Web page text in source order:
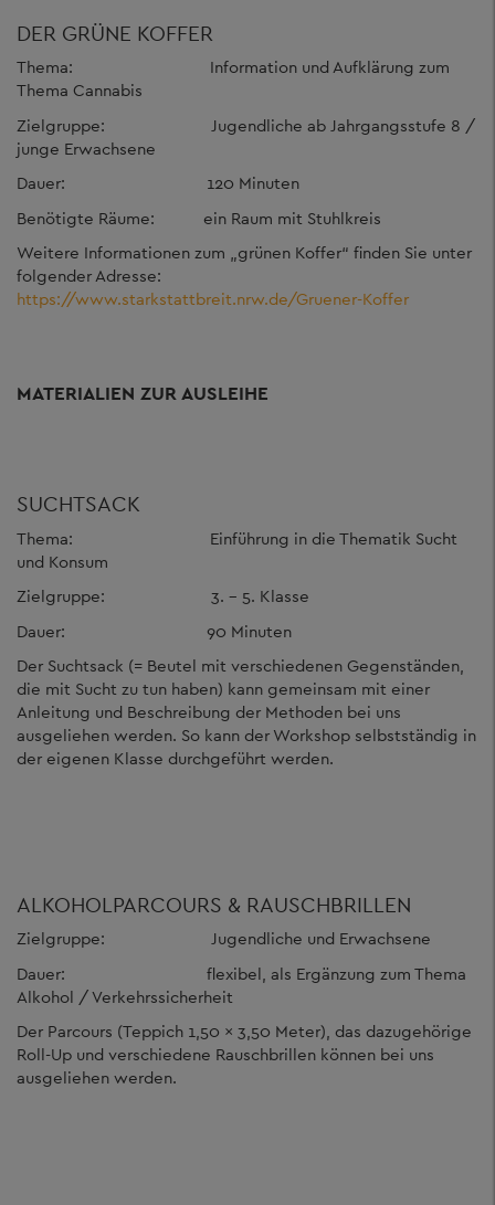
DER GRÜNE KOFFER
Thema: Information und Aufklärung zum
Thema Cannabis
Zielgruppe: Jugendliche ab Jahrgangsstufe 8 /
junge Erwachsene
Dauer: 120 Minuten
Benötigte Räume: ein Raum mit Stuhlkreis
Weitere Informationen zum „grünen Koffer“ finden Sie unter
folgender Adresse:
https://www.starkstattbreit.nrw.de/Gruener-Koffer
MATERIALIEN ZUR AUSLEIHE
SUCHTSACK
Thema: Einführung in die Thematik Sucht
und Konsum
Zielgruppe: 3. – 5. Klasse
Dauer: 90 Minuten
Der Suchtsack (= Beutel mit verschiedenen Gegenständen,
die mit Sucht zu tun haben) kann gemeinsam mit einer
Anleitung und Beschreibung der Methoden bei uns
ausgeliehen werden. So kann der Workshop selbstständig in
der eigenen Klasse durchgeführt werden.
ALKOHOLPARCOURS & RAUSCHBRILLEN
Zielgruppe: Jugendliche und Erwachsene
Dauer: flexibel, als Ergänzung zum Thema
Alkohol / Verkehrssicherheit
Der Parcours (Teppich 1,50 x 3,50 Meter), das dazugehörige
Roll-Up und verschiedene Rauschbrillen können bei uns
ausgeliehen werden.